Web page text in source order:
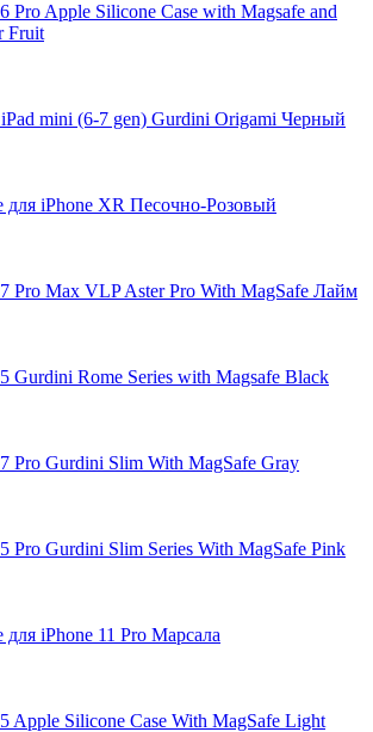
Pro Apple Silicone Case with Magsafe and
Fruit
mini (6-7 gen) Gurdini Origami Черный
для iPhone XR Песочно-Розовый
Pro Max VLP Aster Pro With MagSafe Лайм
Gurdini Rome Series with Magsafe Black
Pro Gurdini Slim With MagSafe Gray
Pro Gurdini Slim Series With MagSafe Pink
для iPhone 11 Pro Марсала
Apple Silicone Case With MagSafe Light